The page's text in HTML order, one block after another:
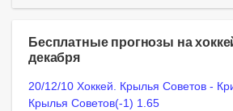
Бесплатные прогнозы на
декабря
20/12/10 Хоккей. Крылья Советов -
Крылья Советов(-1) 1.65